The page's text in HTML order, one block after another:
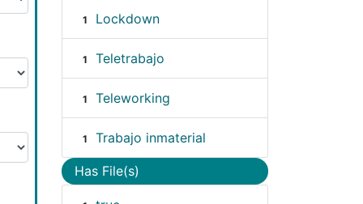
1 Lockdown
1 Teletrabajo
1 Teleworking
1 Trabajo inmaterial
Has File(s)